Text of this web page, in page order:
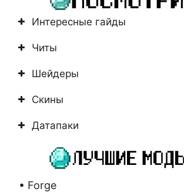
Интересные гайды
Читы
Шейдеры
Скины
Датапаки
• Forge